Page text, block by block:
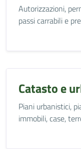
Autorizzazioni,
passi carrabili e
Catasto e
Piani urbanistici,
immobili, case,